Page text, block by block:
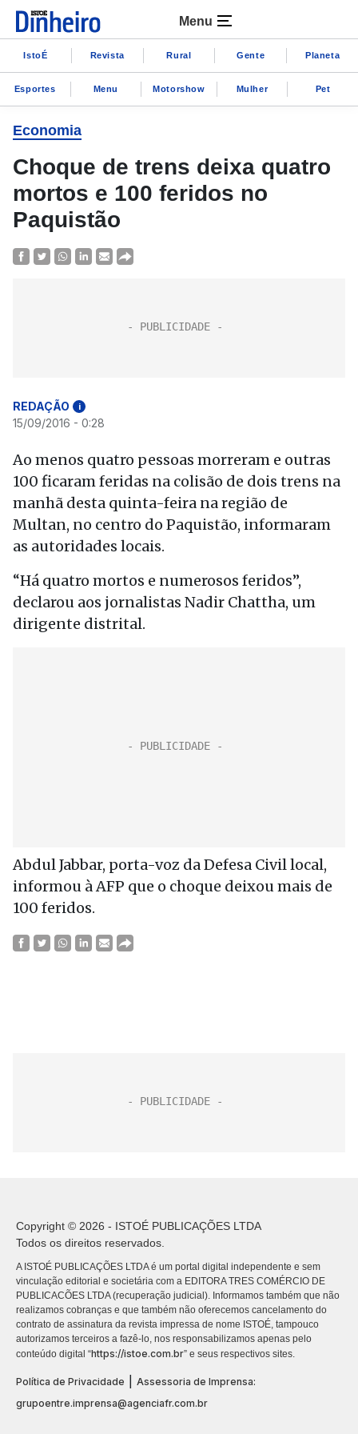
Menu
IstoÉ Revista Rural Gente Planeta
Esportes Menu Motorshow Mulher Pet
Economia
Choque de trens deixa quatro
mortos e 100 feridos no
Paquistão
REDAÇÃO i
15/09/2016 - 0:28
Ao menos quatro pessoas morreram e outras
100 ficaram feridas na colisão de dois trens na
manhã desta quinta-feira na região de
Multan, no centro do Paquistão, informaram
as autoridades locais.
“Há quatro mortos e numerosos feridos”,
declarou aos jornalistas Nadir Chattha, um
dirigente distrital.
Abdul Jabbar, porta-voz da Defesa Civil local,
informou à AFP que o choque deixou mais de
100 feridos.
Copyright © 2026 - ISTOÉ PUBLICAÇÕES LTDA
Todos os direitos reservados.
A ISTOÉ PUBLICAÇÕES LTDA é um portal digital independente e sem
vinculação editorial e societária com a EDITORA TRES COMÉRCIO DE
PUBLICACÕES LTDA (recuperação judicial). Informamos também que não
realizamos cobranças e que também não oferecemos cancelamento do
contrato de assinatura da revista impressa de nome ISTOÉ, tampouco
autorizamos terceiros a fazê-lo, nos responsabilizamos apenas pelo
conteúdo digital “https://istoe.com.br” e seus respectivos sites.
Política de Privacidade
Assessoria de Imprensa:
grupoentre.imprensa@agenciafr.com.br